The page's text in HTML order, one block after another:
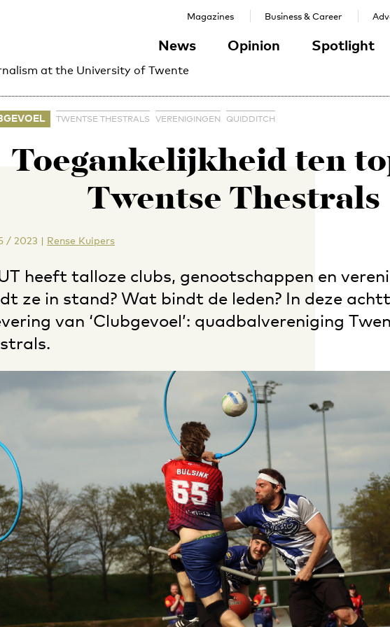
at the University of Twente
News Opinion Spotlight
Magazines Business & Career
TWENTSE THESTRALS VERENIGINGEN QUIDDITCH
Toegankelijkheid ten
Twentse Thestrals
/ 2023 | Rense Kuipers
heeft talloze clubs, genootschappen en
ze in stand? Wat bindt de leden? In deze
van ‘Clubgevoel’: quadbalvereniging